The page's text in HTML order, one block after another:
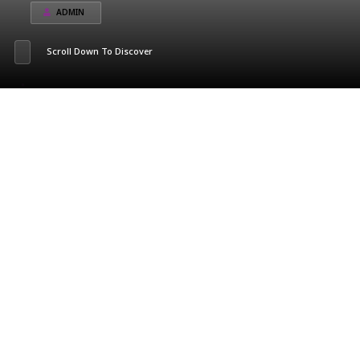
ADMIN
Scroll Down To Discover